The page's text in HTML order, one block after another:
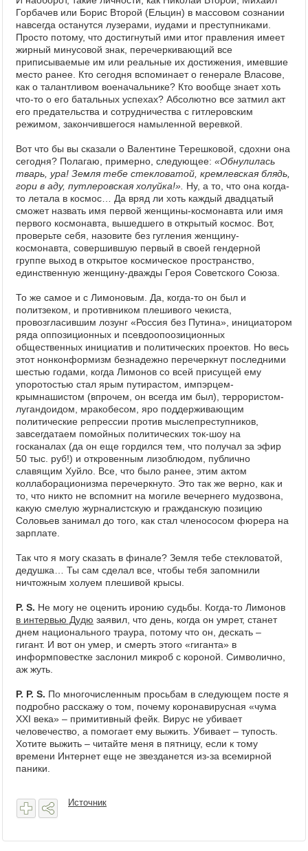
Горбачев или Борис Второй (Ельцин) в массовом сознании
навсегда останутся лузерами, иудами и преступниками.
Просто потому, что достигнутый ими итог правления имеет
жирный минусовой знак, перечеркивающий все
приписываемые им или реальные их достижения, имевшие
место ранее. Кто сегодня вспоминает о генерале Власове,
как о талантливом военачальнике? Кто вообще знает хоть
что-то о его батальных успехах? Абсолютно все затмил акт
его предательства и сотрудничества с гитлеровским
режимом, закончившегося намыленной веревкой.
Вот что бы вы сказали о Валентине Терешковой, сдохни она
сегодня? Полагаю, примерно, следующее: «Обнулилась
тварь, ура! Земля тебе стекловатой, кремлевская блядь,
гори в аду, путлеровская холуйка!». Ну, а то, что она когда-
то летала в космос… Да вряд ли хоть каждый двадцатый
сможет назвать имя первой женщины-космонавта или имя
первого космонавта, вышедшего в открытый космос. Вот,
проверьте себя, назовите без гугления женщину-
космонавта, совершившую первый в своей гендерной
группе выход в открытое космическое пространство,
единственную женщину-дважды Героя Советского Союза.
То же самое и с Лимоновым. Да, когда-то он был и
политзеком, и противником плешивого чекиста,
провозгласившим лозунг «Россия без Путина», инициатором
ряда оппозиционных и псевдоопоозиционных
общественных инициатив и политических проектов. Но весь
этот нонконформизм безнадежно перечеркнут последними
шестью годами, когда Лимонов со всей присущей ему
упоротостью стал ярым путирастом, импэрцем-
крымнашистом (впрочем, он всегда им был), террористом-
лугандоидом, мракобесом, яро поддерживающим
политические репрессии против мыслепреступников,
завсегдатаем помойных политических ток-шоу на
госканалах (да он еще гордился тем, что получал за эфир
50 тыс. руб!) и откровенным лизоблюдом, публично
славящим Хуйло. Все, что было ранее, этим актом
коллаборационизма перечеркнуто. Это так же верно, как и
то, что никто не вспомнит на могиле вечернего мудозвона,
какую смелую журналистскую и гражданскую позицию
Соловьев занимал до того, как стал членососом фюрера на
зарплате.
Так что я могу сказать в финале? Земля тебе стекловатой,
дедушка… Ты сам сделал все, чтобы тебя запомнили
ничтожным холуем плешивой крысы.
P. S. Не могу не оценить иронию судьбы. Когда-то Лимонов
в интервью Дудю заявил, что день, когда он умрет, станет
днем национального траура, потому что он, дескать –
гигант. И вот он умер, и смерть этого «гиганта» в
информповестке заслонил микроб с короной. Символично,
аж жуть.
P. P. S. По многочисленным просьбам в следующем посте я
подробно расскажу о том, почему коронавирусная «чума
XXI века» – примитивный фейк. Вирус не убивает
человечество, а помогает ему выжить. Убивает – тупость.
Хотите выжить – читайте меня в пятницу, если к тому
времени Интернет еще не звезданется из-за всемирной
паники.
Источник